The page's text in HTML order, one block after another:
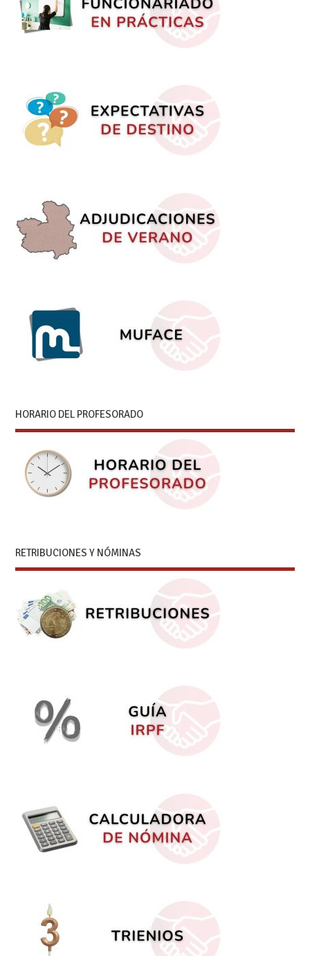
HORARIO DEL PROFESORADO
RETRIBUCIONES Y NÓMINAS